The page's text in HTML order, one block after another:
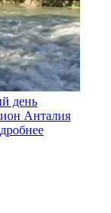
день
Анталия